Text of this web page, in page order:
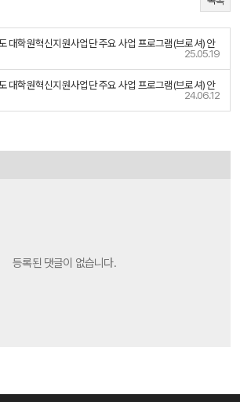
대학원혁신지원사업단 주요 사업 프로그램(브로셔) 안
25.05.19
대학원혁신지원사업단 주요 사업 프로그램(브로셔) 안
24.06.12
등록된 댓글이 없습니다.